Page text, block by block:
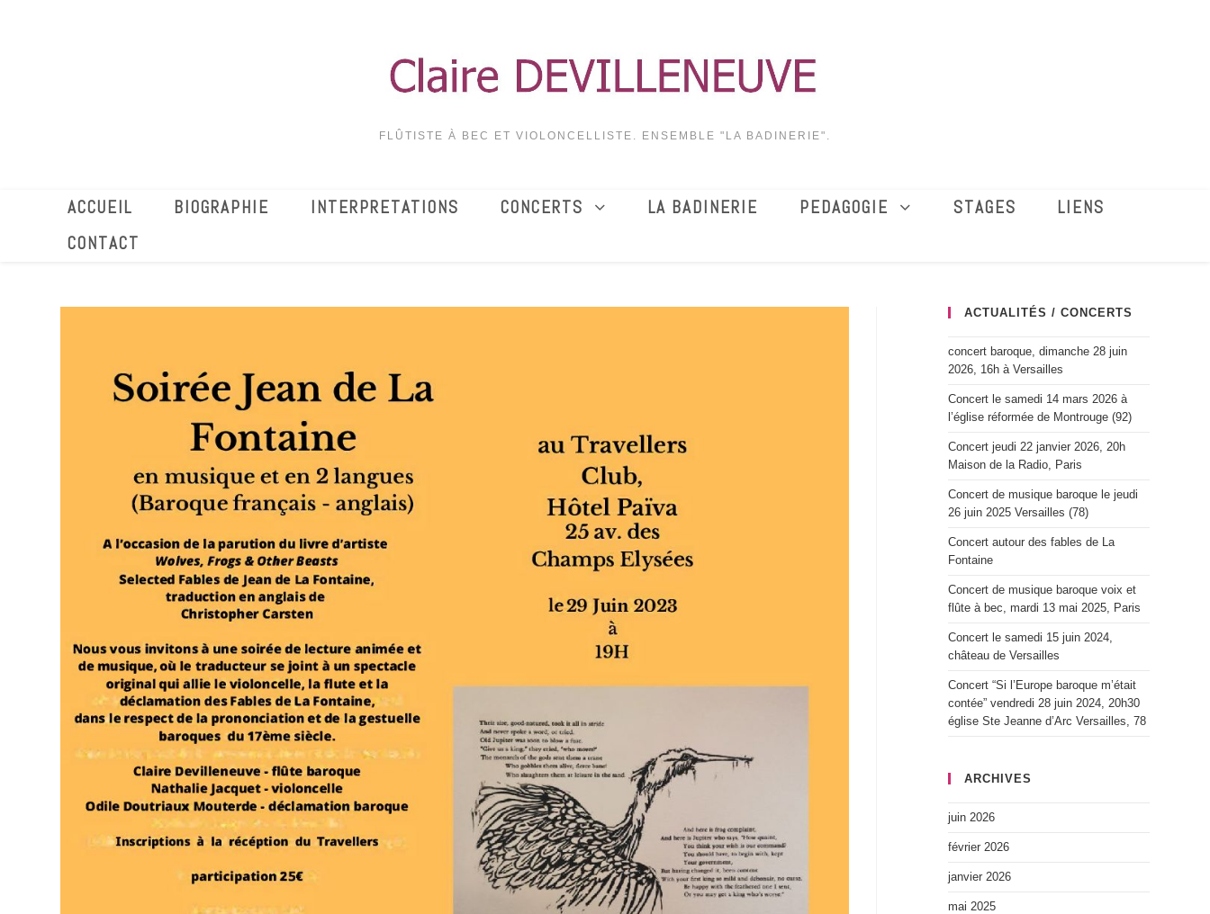
FLÛTISTE À BEC ET VIOLONCELLISTE. ENSEMBLE "LA BADINERIE".
ACCUEIL BIOGRAPHIE INTERPRETATIONS CONCERTS LA BADINERIE PEDAGOGIE STAGES
LIENS
CONTACT
ACTUALITÉS / CONCERTS
concert baroque, dimanche 28 juin
2026, 16h à Versailles
Concert le samedi 14 mars 2026 à
l’église réformée de Montrouge (92)
Concert jeudi 22 janvier 2026, 20h
Maison de la Radio, Paris
Concert de musique baroque le jeudi
26 juin 2025 Versailles (78)
Concert autour des fables de La
Fontaine
Concert de musique baroque voix et
flûte à bec, mardi 13 mai 2025, Paris
Concert le samedi 15 juin 2024,
château de Versailles
Concert “Si l’Europe baroque m’était
contée” vendredi 28 juin 2024, 20h30
église Ste Jeanne d’Arc Versailles, 78
ARCHIVES
juin 2026
février 2026
janvier 2026
mai 2025